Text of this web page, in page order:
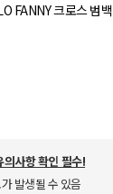
FANNY 크로스 범백
의사항 확인 필수!
발생될 수 있음